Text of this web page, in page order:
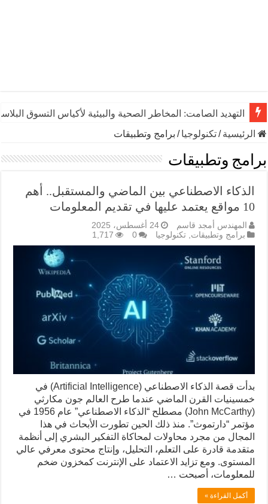
التهديد الصامت: المخاطر الصحية والبيئية لأكياس التسوق
الرئيسية/ تكنولوجيا/ برامج وتطبيقات
برامج وتطبيقات
الذكاء الاصطناعي بين الماضي والمستقبل.. أهم
10 مواقع يعتمد عليها في تقديم المعلومات
المهندس أمجد قاسم
24 أغسطس، 2025
برامج وتطبيقات, تكنولوجيا 0
1,717
بدأت قصة الذكاء الاصطناعي (Artificial Intelligence) في
خمسينيات القرن الماضي عندما طرح العالم جون مكارثي
(John McCarthy) مصطلح “الذكاء الاصطناعي” عام 1956 في
مؤتمر “دارتموث”. منذ ذلك الحين تطورت الأبحاث في هذا
المجال من مجرد محاولات لمحاكاة التفكير البشري إلى أنظمة
متقدمة قادرة على التعلم، التحليل، وإنتاج محتوى معرفي عالي
المستوى. ومع تزايد الاعتماد على الإنترنت كمخزون ضخم
للمعلومات، أصبحت …
أكمل القراءة »